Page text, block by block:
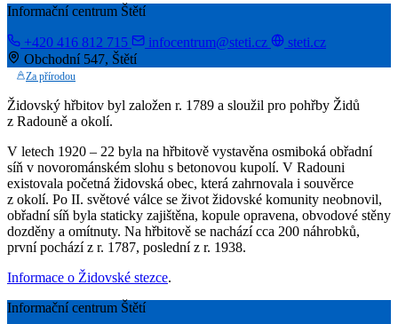
Informační centrum Štětí
+420 416 812 715 infocentrum@steti.cz
steti.cz
Obchodní 547, Štětí
Za přírodou
Židovský hřbitov byl založen r. 1789 a sloužil pro pohřby Židů
z Radouně a okolí.
V letech 1920 – 22 byla na hřbitově vystavěna osmiboká obřadní
síň v novorománském slohu s betonovou kupolí. V Radouni
existovala početná židovská obec, která zahrnovala i souvěrce
z okolí. Po II. světové válce se život židovské komunity neobnovil,
obřadní síň byla staticky zajištěna, kopule opravena, obvodové stěny
dozděny a omítnuty. Na hřbitově se nachází cca 200 náhrobků,
první pochází z r. 1787, poslední z r. 1938.
Informace o Židovské stezce.
Informační centrum Štětí